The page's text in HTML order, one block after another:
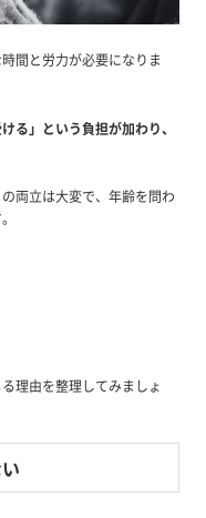
間と労力が必要になりま
る」という負担が加わり、
両立は大変で、年齢を問わ
理由を整理してみましょ